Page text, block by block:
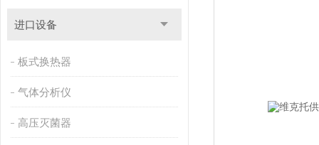
进口设备
板式换热器
气体分析仪
高压灭菌器